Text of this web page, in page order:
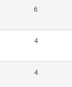
6
4
4